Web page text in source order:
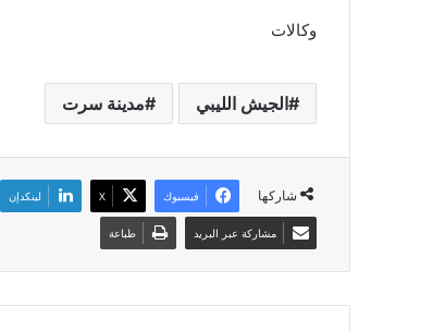
وكالات
الجيش الليبي مدينة سرت
شاركها فيسبوك X لينكدإن
مشاركة عبر البريد طباعة